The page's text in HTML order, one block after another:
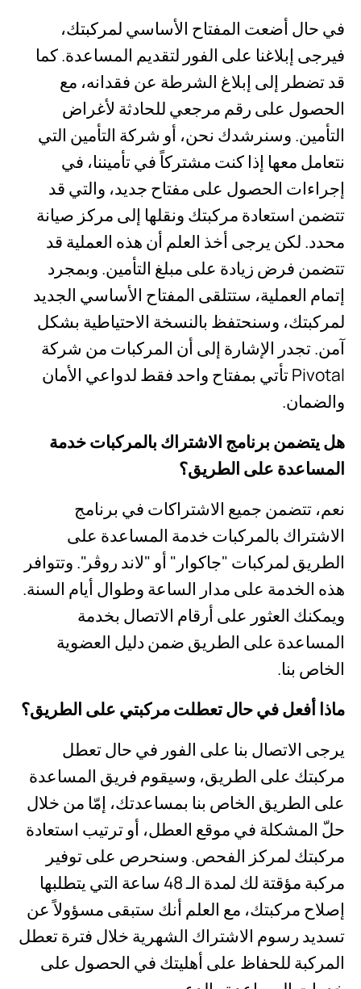
في حال أضعت المفتاح الأساسي لمركبتك،
فيرجى إبلاغنا على الفور لتقديم المساعدة. كما
قد تضطر إلى إبلاغ الشرطة عن فقدانه، مع
الحصول على رقم مرجعي للحادثة لأغراض
التأمين. وسنرشدك نحن، أو شركة التأمين التي
نتعامل معها إذا كنت مشتركاً في تأميننا، في
إجراءات الحصول على مفتاح جديد، والتي قد
تتضمن استعادة مركبتك ونقلها إلى مركز صيانة
محدد. لكن يرجى أخذ العلم أن هذه العملية قد
تتضمن فرض زيادة على مبلغ التأمين. وبمجرد
إتمام العملية، ستتلقى المفتاح الأساسي الجديد
لمركبتك، وسنحتفظ بالنسخة الاحتياطية بشكل
آمن. تجدر الإشارة إلى أن المركبات من شركة
Pivotal تأتي بمفتاح واحد فقط لدواعي الأمان
والضمان.
هل يتضمن برنامج الاشتراك بالمركبات خدمة
المساعدة على الطريق؟
نعم، تتضمن جميع الاشتراكات في برنامج
الاشتراك بالمركبات خدمة المساعدة على
الطريق لمركبات "جاكوار" أو "لاند روڤر". وتتوافر
هذه الخدمة على مدار الساعة وطوال أيام السنة.
ويمكنك العثور على أرقام الاتصال بخدمة
المساعدة على الطريق ضمن دليل العضوية
الخاص بنا.
ماذا أفعل في حال تعطلت مركبتي على الطريق؟
يرجى الاتصال بنا على الفور في حال تعطل
مركبتك على الطريق، وسيقوم فريق المساعدة
على الطريق الخاص بنا بمساعدتك، إمّا من خلال
حلّ المشكلة في موقع العطل، أو ترتيب استعادة
مركبتك لمركز الفحص. وسنحرص على توفير
مركبة مؤقتة لك لمدة الـ 48 ساعة التي يتطلبها
إصلاح مركبتك، مع العلم أنك ستبقى مسؤولاً عن
تسديد رسوم الاشتراك الشهرية خلال فترة تعطل
المركبة للحفاظ على أهليتك في الحصول على